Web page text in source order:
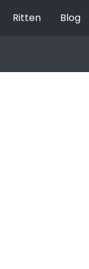
Ritten Blog